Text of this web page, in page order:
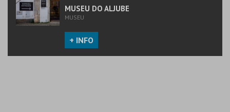
MUSEU DO ALJUBE
MUSEU
+ INFO